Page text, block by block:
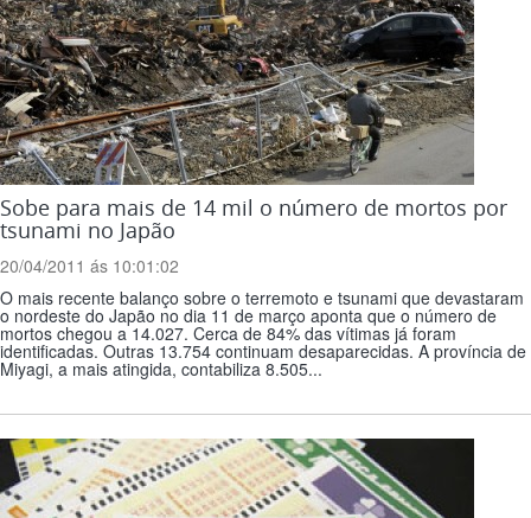
Sobe para mais de 14 mil o número de mortos por
tsunami no Japão
20/04/2011 ás 10:01:02
O mais recente balanço sobre o terremoto e tsunami que devastaram
o nordeste do Japão no dia 11 de março aponta que o número de
mortos chegou a 14.027. Cerca de 84% das vítimas já foram
identificadas. Outras 13.754 continuam desaparecidas. A província de
Miyagi, a mais atingida, contabiliza 8.505...